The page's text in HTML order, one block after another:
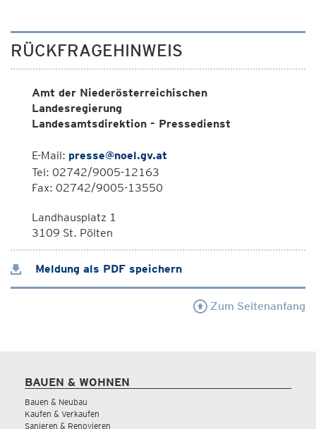
RÜCKFRAGEHINWEIS
Amt der Niederösterreichischen
Landesregierung
Landesamtsdirektion - Pressedienst
E-Mail: presse@noel.gv.at
Tel: 02742/9005-12163
Fax: 02742/9005-13550
Landhausplatz 1
3109 St. Pölten
Meldung als PDF speichern
Zum Seitenanfang
BAUEN & WOHNEN
Bauen & Neubau
Kaufen & Verkaufen
Sanieren & Renovieren